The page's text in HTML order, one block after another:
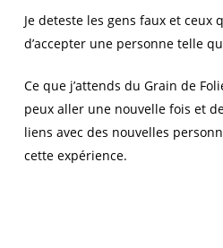
Je deteste les gens faux et ceux
d’accepter une personne telle
Ce que j’attends du Grain de
peux aller une nouvelle fois et
liens avec des nouvelles
cette expérience.